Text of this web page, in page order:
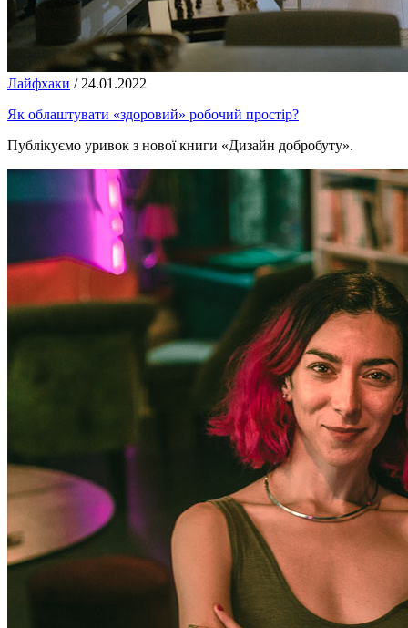
Лайфхаки / 24.01.2022
Як облаштувати «здоровий» робочий простір?
Публікуємо уривок з нової книги «Дизайн добробуту».